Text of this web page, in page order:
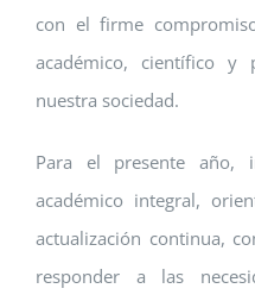
con el firme
académico, científico y
nuestra sociedad.
Para el presente año,
académico integral,
actualización continua,
responder a las